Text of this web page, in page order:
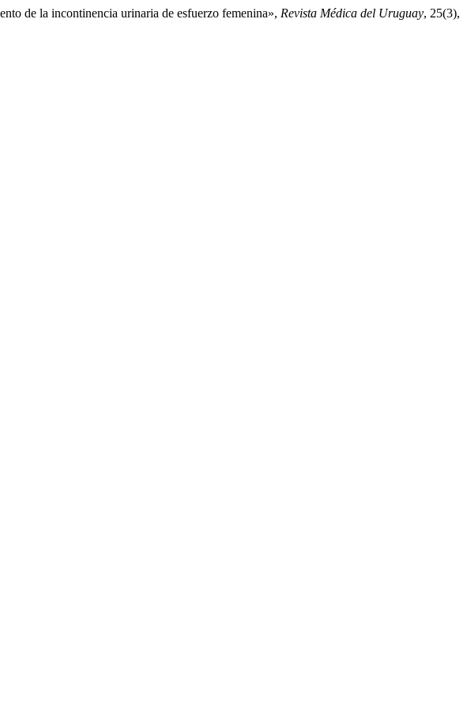
de la incontinencia urinaria de esfuerzo femenina», Revista Médica del Uruguay, 25(3),